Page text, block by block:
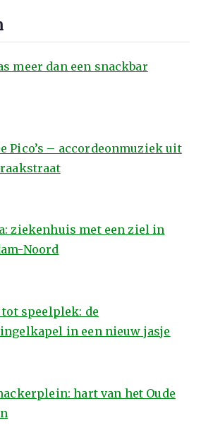
meer dan een snackbar
Pico’s – accordeonmuziek uit
ziekenhuis met een ziel in
Noord
tot speelplek: de
in een nieuw jasje
hart van het Oude